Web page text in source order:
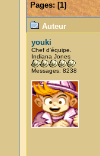
Pages:[1]
Auteur
youki
Chef d'équipe.
Indiana Jones
Messages: 8238